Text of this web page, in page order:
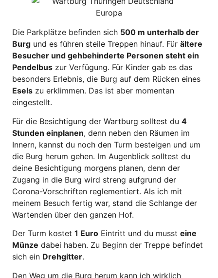
Die Parkplätze befinden sich 500 m unterhalb der
Burg und es führen steile Treppen hinauf. Für ältere
Besucher und gehbehinderte Personen steht ein
Pendelbus zur Verfügung. Für Kinder gab es das
besonders Erlebnis, die Burg auf dem Rücken eines
Esels zu erklimmen. Das ist aber momentan
eingestellt.
Für die Besichtigung der Wartburg solltest du 4
Stunden einplanen, denn neben den Räumen im
Innern, kannst du noch den Turm besteigen und um
die Burg herum gehen. Im Augenblick solltest du
deine Besichtigung morgens planen, denn der
Zugang in die Burg wird streng aufgrund der
Corona-Vorschriften reglementiert. Als ich mit
meinem Besuch fertig war, stand die Schlange der
Wartenden über den ganzen Hof.
Der Turm kostet 1 Euro Eintritt und du musst eine
Münze dabei haben. Zu Beginn der Treppe befindet
sich ein Drehgitter.
Den Weg um die Burg herum kann ich wirklich